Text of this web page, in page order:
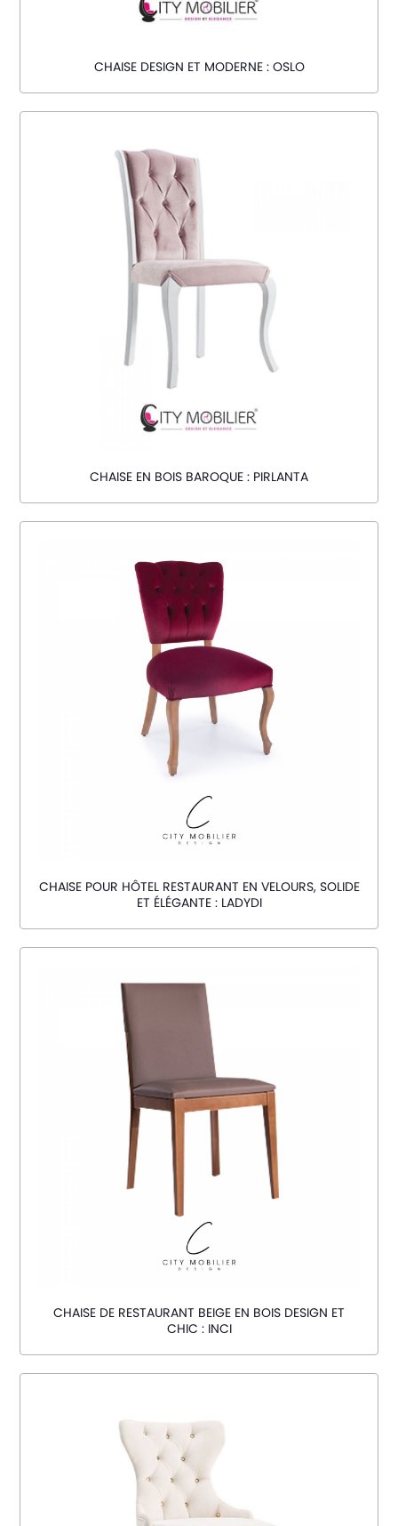
CHAISE DESIGN ET MODERNE : OSLO
CHAISE EN BOIS BAROQUE : PIRLANTA
CHAISE POUR HÔTEL RESTAURANT EN VELOURS, SOLIDE
ET ÉLÉGANTE : LADYDI
CHAISE DE RESTAURANT BEIGE EN BOIS DESIGN ET
CHIC : INCI